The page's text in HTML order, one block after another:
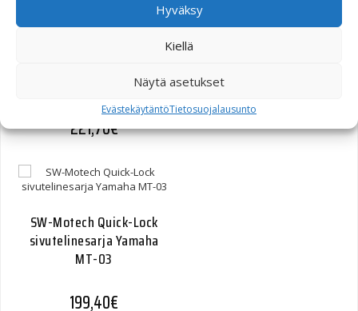
Hyväksy
Kiellä
Näytä asetukset
EvästekäytäntöTietosuojalausunto
221,70€
SW-Motech Quick-Lock
sivutelinesarja Yamaha
MT-03
199,40€